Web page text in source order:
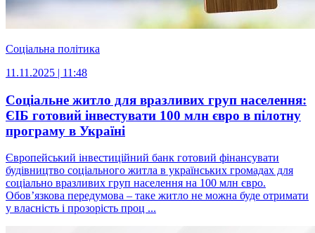
Соціальна політика
11.11.2025 | 11:48
Соціальне житло для вразливих груп населення:
ЄІБ готовий інвестувати 100 млн євро в пілотну
програму в Україні
Європейський інвестиційний банк готовий фінансувати
будівництво соціального житла в українських громадах для
соціально вразливих груп населення на 100 млн євро.
Обовʼязкова передумова – таке житло не можна буде отримати
у власність і прозорість проц ...